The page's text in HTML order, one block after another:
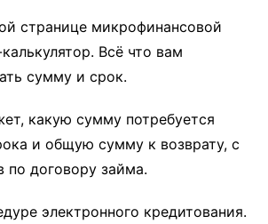
странице микрофинансовой
Всё что вам
сумму и срок.
какую сумму потребуется
и общую сумму к возврату, с
по договору займа.
электронного кредитования.